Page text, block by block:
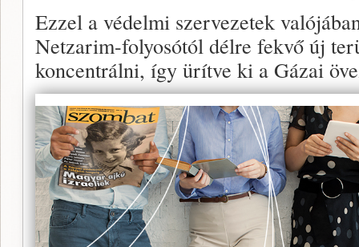
Ezzel a védelmi szervezetek
Netzarim-folyosótól délre fekvő új
koncentrálni, így ürítve ki a Gázai